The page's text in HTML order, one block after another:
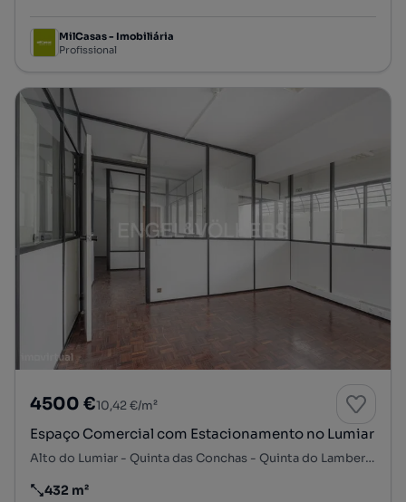
MilCasas - Imobiliária
Profissional
4500 €10,42 €/m²
Espaço Comercial com Estacionamento no Lumiar
Alto do Lumiar - Quinta das Conchas - Quinta do Lambert, Lumiar, Lisboa, Lisboa
Preço por metro quadrado
432 m²